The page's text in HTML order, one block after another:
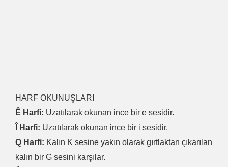
HARF OKUNUŞLARI
Ê Harfi: Uzatılarak okunan ince bir e sesidir.
Î Harfi: Uzatılarak okunan ince bir i sesidir.
Q Harfi: Kalın K sesine yakın olarak gırtlaktan çıkarılan
kalın bir G sesini karşılar.